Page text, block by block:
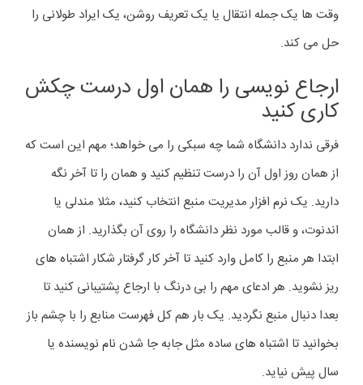
وقت ها یک جمله انتقال یا یک تعریف روشن، یک ایراد طولانی را
حل می کند.
ارجاع نویسی را همان اول درست چکش
کاری کنید
فرقی ندارد دانشگاه شما چه سبکی را می خواهد؛ مهم این است که
از همان روز اول آن را درست تنظیم کنید و همان را تا آخر نگه
دارید. یک نرم افزار مدیریت منبع انتخاب کنید، مثلا مندلی یا
اندنوت، و قالب مورد نظر دانشگاه را روی آن بگذارید. از همان
ابتدا هر منبع را کامل وارد کنید تا آخر کار گرفتار شکار اشتباه های
ریز نشوید. هر ادعای مهم را بی درنگ با ارجاع پشتیبانی کنید تا
بعدا دنبال منبع نگردید. یک بار هم کل فهرست منابع را با چشم باز
بخوانید تا اشتباه های ساده مثل جابه جا شدن نام نویسنده یا
سال پیش نیاید.